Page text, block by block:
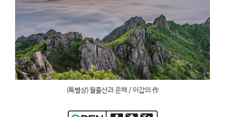
(특별상) 월출산과 운해 / 이갑의 作